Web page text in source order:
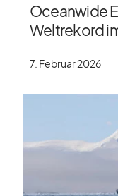
Oceanwide
Weltrekord
7. Februar 2026